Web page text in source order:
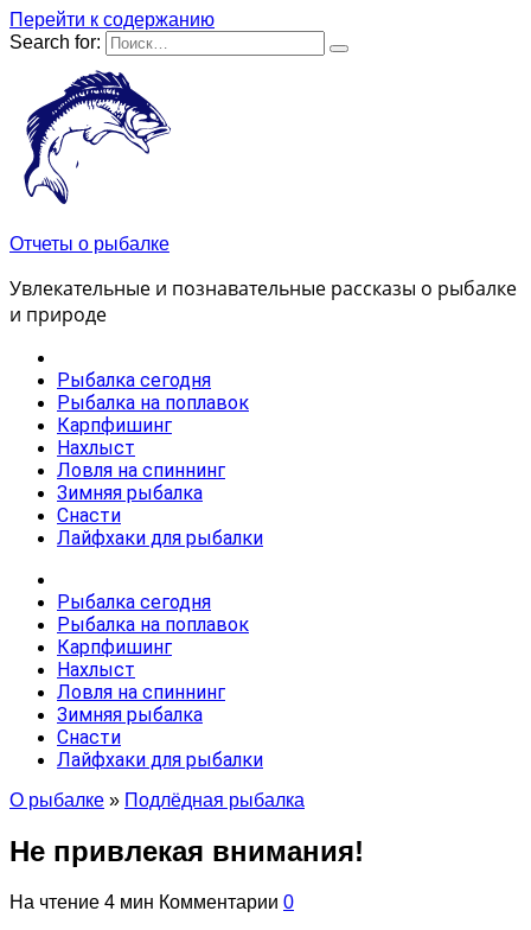
Перейти к содержанию
Search for:
Отчеты о рыбалке
Увлекательные и познавательные рассказы о рыбалке
и природе
Рыбалка сегодня
Рыбалка на поплавок
Карпфишинг
Нахлыст
Ловля на спиннинг
Зимняя рыбалка
Снасти
Лайфхаки для рыбалки
Рыбалка сегодня
Рыбалка на поплавок
Карпфишинг
Нахлыст
Ловля на спиннинг
Зимняя рыбалка
Снасти
Лайфхаки для рыбалки
О рыбалке » Подлёдная рыбалка
Не привлекая внимания!
На чтение 4 мин Комментарии 0